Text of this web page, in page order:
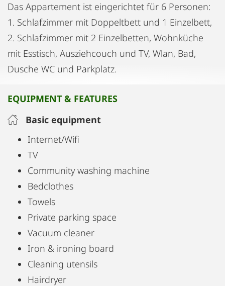
Das Appartement ist eingerichtet für 6 Personen:
1. Schlafzimmer mit Doppeltbett und 1 Einzelbett,
2. Schlafzimmer mit 2 Einzelbetten, Wohnküche
mit Esstisch, Ausziehcouch und TV, Wlan, Bad,
Dusche WC und Parkplatz.
EQUIPMENT & FEATURES
Basic equipment
Internet/Wifi
TV
Community washing machine
Bedclothes
Towels
Private parking space
Vacuum cleaner
Iron & ironing board
Cleaning utensils
Hairdryer